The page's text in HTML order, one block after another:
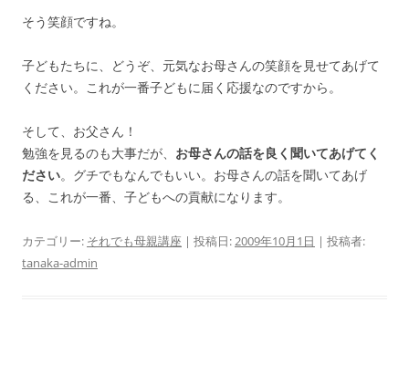
そう笑顔ですね。
子どもたちに、どうぞ、元気なお母さんの笑顔を見せてあげて
ください。これが一番子どもに届く応援なのですから。
そして、お父さん！
勉強を見るのも大事だが、 お母さんの話を良く聞いてあげてく
ださい。グチでもなんでもいい。お母さんの話を聞いてあげ
る、これが一番、子どもへの貢献になります。
カテゴリー: それでも母親講座 | 投稿日:2009年10月1日 | 投稿者:
tanaka-admin